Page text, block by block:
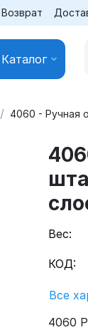
Возврат
Каталог
/ 4060 - Ручная
Вес:
КОД:
Все
4060